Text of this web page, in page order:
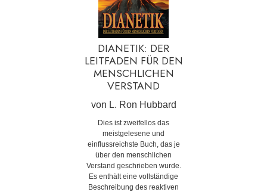
DIANETIK: DER
LEITFADEN FÜR DEN
MENSCHLICHEN
VERSTAND
von L. Ron Hubbard
Dies ist zweifellos das
meistgelesene und
einflussreichste Buch, das je
über den menschlichen
Verstand geschrieben wurde.
Es enthält eine vollständige
Beschreibung des reaktiven